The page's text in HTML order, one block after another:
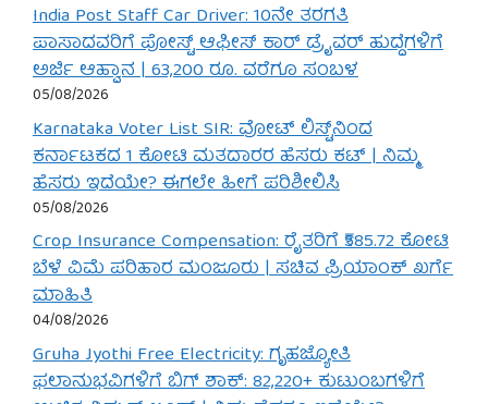
India Post Staff Car Driver: 10ನೇ ತರಗತಿ
ಪಾಸಾದವರಿಗೆ ಪೋಸ್ಟ್ ಆಫೀಸ್ ಕಾರ್ ಡ್ರೈವರ್ ಹುದ್ದೆಗಳಿಗೆ
ಅರ್ಜಿ ಆಹ್ವಾನ | 63,200 ರೂ. ವರೆಗೂ ಸಂಬಳ
05/08/2026
Karnataka Voter List SIR: ವೋಟ್ ಲಿಸ್ಟ್‌ನಿಂದ
ಕರ್ನಾಟಕದ 1 ಕೋಟಿ ಮತದಾರರ ಹೆಸರು ಕಟ್ | ನಿಮ್ಮ
ಹೆಸರು ಇದೆಯೇ? ಈಗಲೇ ಹೀಗೆ ಪರಿಶೀಲಿಸಿ
05/08/2026
Crop Insurance Compensation: ರೈತರಿಗೆ ₹585.72 ಕೋಟಿ
ಬೆಳೆ ವಿಮೆ ಪರಿಹಾರ ಮಂಜೂರು | ಸಚಿವ ಪ್ರಿಯಾಂಕ್ ಖರ್ಗೆ
ಮಾಹಿತಿ
04/08/2026
Gruha Jyothi Free Electricity: ಗೃಹಜ್ಯೋತಿ
ಫಲಾನುಭವಿಗಳಿಗೆ ಬಿಗ್ ಶಾಕ್: 82,220+ ಕುಟುಂಬಗಳಿಗೆ